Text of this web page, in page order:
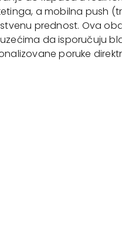
a mobilna push
prednost. Ova
da isporučuju
poruke